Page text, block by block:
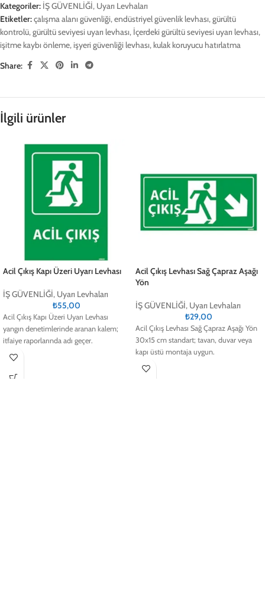
Kategoriler: İŞ GÜVENLİĞİ, Uyarı Levhaları
Etiketler:çalışma alanı güvenliği,endüstriyel güvenlik levhası,gürültü
kontrolü,gürültü seviyesi uyarı levhası, İçerdeki gürültü seviyesi uyarı levhası,
işitme kaybı önleme, işyeri güvenliği levhası, kulak koruyucu hatırlatma
Share:
İlgili ürünler
Acil Çıkış Kapı Üzeri Uyarı Levhası
İŞ GÜVENLİĞİ, Uyarı Levhaları
₺55,00
Acil Çıkış Kapı Üzeri Uyarı Levhası
yangın denetimlerinde aranan kalem;
itfaiye raporlarında adı geçer.
Acil Çıkış Levhası Sağ Çapraz Aşağı
Yön
İŞ GÜVENLİĞİ, Uyarı Levhaları
₺29,00
Acil Çıkış Levhası Sağ Çapraz Aşağı Yön
30x15 cm standart; tavan, duvar veya
kapı üstü montaja uygun.